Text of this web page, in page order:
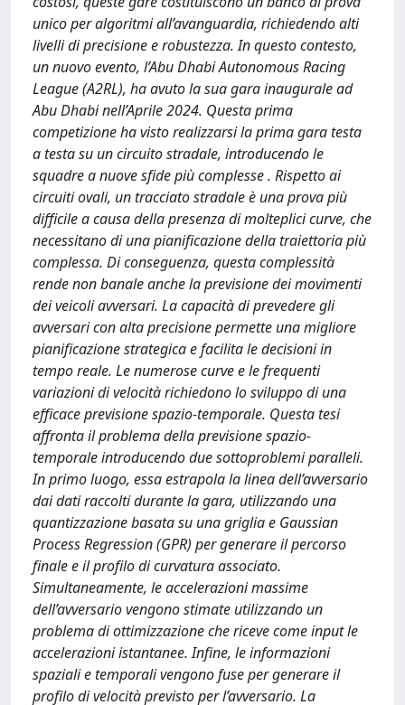
unico per algoritmi all’avanguardia, richiedendo alti
livelli di precisione e robustezza. In questo contesto,
un nuovo evento, l’Abu Dhabi Autonomous Racing
League (A2RL), ha avuto la sua gara inaugurale ad
Abu Dhabi nell’Aprile 2024. Questa prima
competizione ha visto realizzarsi la prima gara testa
a testa su un circuito stradale, introducendo le
squadre a nuove sfide più complesse . Rispetto ai
circuiti ovali, un tracciato stradale è una prova più
difficile a causa della presenza di molteplici curve, che
necessitano di una pianificazione della traiettoria più
complessa. Di conseguenza, questa complessità
rende non banale anche la previsione dei movimenti
dei veicoli avversari. La capacità di prevedere gli
avversari con alta precisione permette una migliore
pianificazione strategica e facilita le decisioni in
tempo reale. Le numerose curve e le frequenti
variazioni di velocità richiedono lo sviluppo di una
efficace previsione spazio-temporale. Questa tesi
affronta il problema della previsione spazio-
temporale introducendo due sottoproblemi paralleli.
In primo luogo, essa estrapola la linea dell’avversario
dai dati raccolti durante la gara, utilizzando una
quantizzazione basata su una griglia e Gaussian
Process Regression (GPR) per generare il percorso
finale e il profilo di curvatura associato.
Simultaneamente, le accelerazioni massime
dell’avversario vengono stimate utilizzando un
problema di ottimizzazione che riceve come input le
accelerazioni istantanee. Infine, le informazioni
spaziali e temporali vengono fuse per generare il
profilo di velocità previsto per l’avversario. La